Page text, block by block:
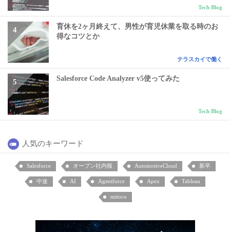
Tech Blog
育休を2ヶ月終えて、男性が育児休業を取る時のお
得なコツとか
テラスカイで働く
Salesforce Code Analyzer v5使ってみた
Tech Blog
人気のキーワード
Salesforce オープン社内報 AutomotiveCloud 新卒
中途 AI Agentforce Apex Tableau
mitoco